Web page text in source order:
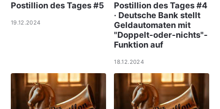
Postillion des Tages #5
19.12.2024
Postillion des Tages #4
· Deutsche Bank stellt
Geldautomaten mit
"Doppelt-oder-nichts"-
Funktion auf
18.12.2024